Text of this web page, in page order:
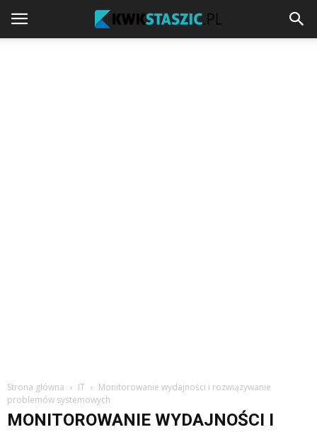
Strona główna IT
Monitorowanie wydajności i rozwiązywanie
problemów systemowych
MONITOROWANIE WYDAJNOŚCI I